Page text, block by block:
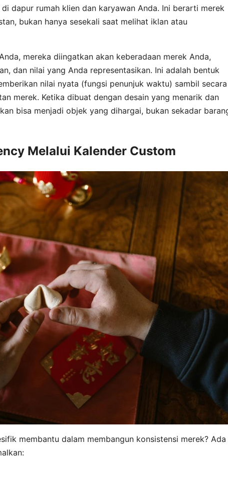
dapur rumah klien dan karyawan Anda. Ini berarti merek
bukan hanya sesekali saat melihat iklan atau
mereka diingatkan akan keberadaan merek Anda,
dan nilai yang Anda representasikan. Ini adalah bentuk
nilai nyata (fungsi penunjuk waktu) sambil secara
merek. Ketika dibuat dengan desain yang menarik dan
bisa menjadi objek yang dihargai, bukan sekadar
Melalui Kalender Custom
membantu dalam membangun konsistensi merek? Ada